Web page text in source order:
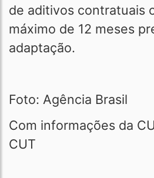
de aditivos contratuais
máximo de 12 meses
adaptação.
Foto: Agência Brasil
Com informações da
CUT